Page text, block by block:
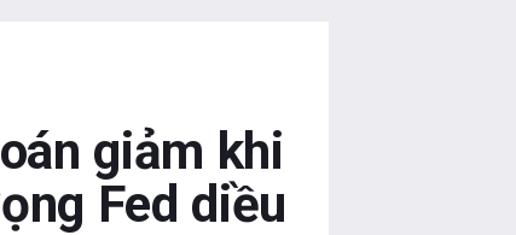
giảm khi
Fed diều